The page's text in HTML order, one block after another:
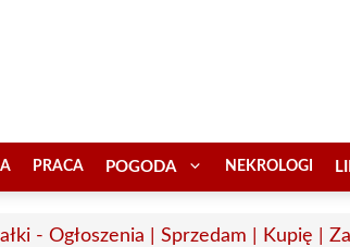
PRACA POGODA NEKROLOGI
- Ogłoszenia | Sprzedam | Kupię |